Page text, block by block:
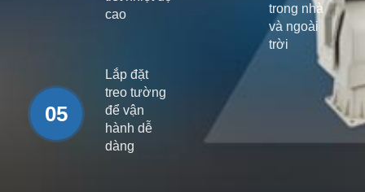
cao
trong nhà
và ngoài
trời
05
Lắp đặt
treo tường
để vận
hành dễ
dàng